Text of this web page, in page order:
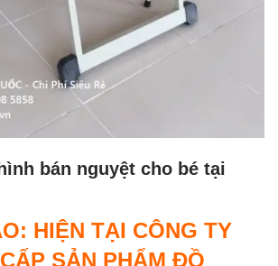
bán nguyệt cho bé tại
HIỆN TẠI CÔNG TY
SẢN PHẨM ĐỒ